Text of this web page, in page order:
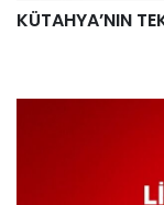
KÜTAHYA’NIN